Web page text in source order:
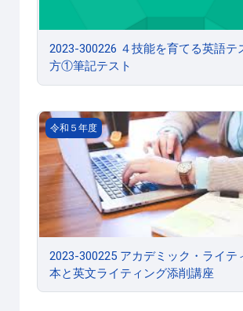
2023-300226 ４技能を育てる英語テ
方①筆記テスト
2023-300225 アカデミック・ライテ
令和５年度
2023-300225 アカデミック・ライテ
本と英文ライティング添削講座